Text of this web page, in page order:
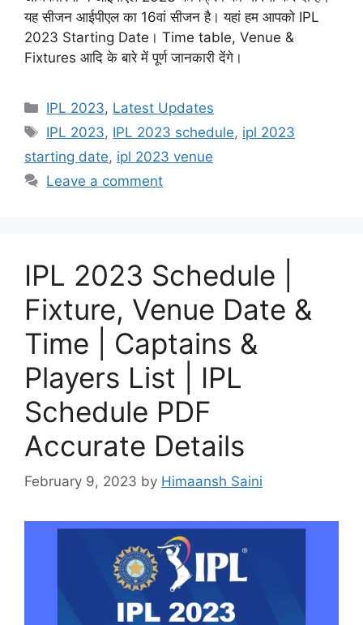
यह सीजन आईपीएल का 16वां सीजन है। यहां हम आपको IPL
2023 Starting Date। Time table, Venue &
Fixtures आदि के बारे में पूर्ण जानकारी देंगे।
Categories
IPL 2023, Latest Updates
Tags
IPL 2023, IPL 2023 schedule, ipl 2023
starting date, ipl 2023 venue
Leave a comment
IPL 2023 Schedule |
Fixture, Venue Date &
Time | Captains &
Players List | IPL
Schedule PDF
Accurate Details
February 9, 2023 by Himaansh Saini